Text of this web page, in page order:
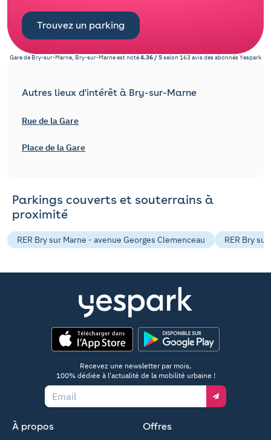
Trouvez un parking
Gare de Bry-sur-Marne, Bry-sur-Marneest noté4.36/ 5selon 163 avis des abonnésYespark
Autres lieux d'intérêt à Bry-sur-Marne
Rue de la Gare
Place de la Gare
Parkings couverts et souterrains à
proximité
RER Bry sur Marne - avenue Georges Clemenceau RER Bry
Recevez une newsletter par mois,
100% dédiée à l'actualité de la mobilité urbaine !
À propos Offres